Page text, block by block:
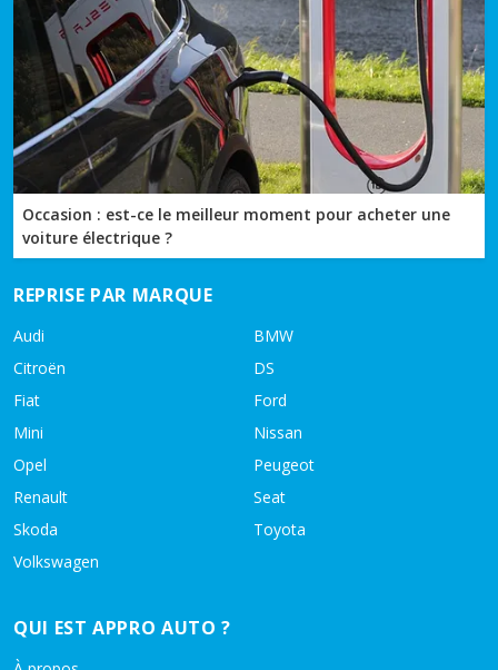
Occasion : est-ce le meilleur moment pour acheter une
voiture électrique ?
REPRISE PAR MARQUE
Audi
BMW
Citroën
DS
Fiat
Ford
Mini
Nissan
Opel
Peugeot
Renault
Seat
Skoda
Toyota
Volkswagen
QUI EST APPRO AUTO ?